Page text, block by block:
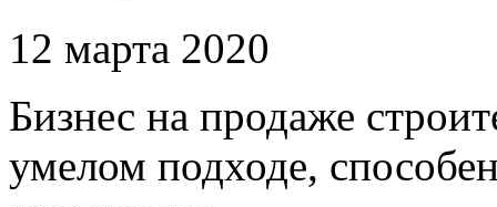
12 марта 2020
Бизнес на продаже
умелом подходе,